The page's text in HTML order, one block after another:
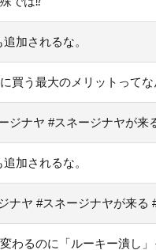
加されるな。
買う最大のメリットってな
ジナヤ #スネージナヤが来
加されるな。
ナヤ #スネージナヤが来る
わるのに「ルーキー潰し